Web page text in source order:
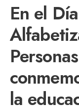
En el
la